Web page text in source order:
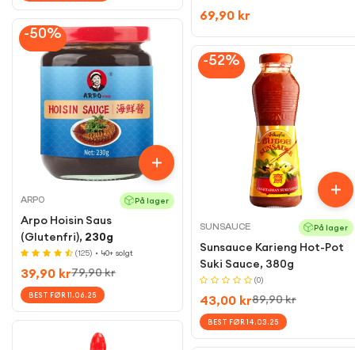
-50%
ARPO På lager
Arpo Hoisin Saus
(Glutenfri), 230g
(125) • 40+ solgt
Sale
price
39,90 kr
Regular
price
79,90 kr
BEST FØR 11.06.25
Regular
69,90 kr
-52%
SUNSAUCE På lager
Sunsauce Karieng Hot-Pot
Suki Sauce, 380g
(0)
Sale
price
43,00 kr
Regular
price
89,90 kr
BEST FØR 14.03.25